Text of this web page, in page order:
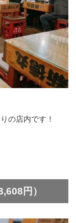
の店内です！
円）